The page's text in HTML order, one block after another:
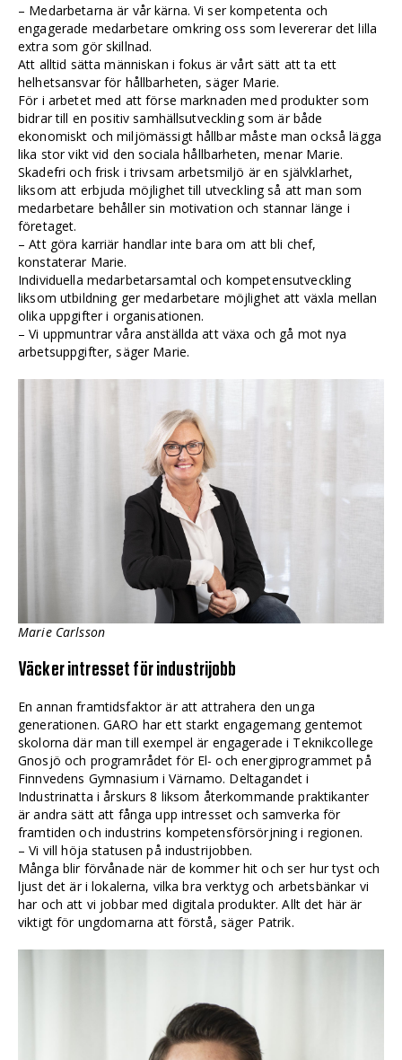
– Medarbetarna är vår kärna. Vi ser kompetenta och
engagerade medarbetare omkring oss som levererar det lilla
extra som gör skillnad.
Att alltid sätta människan i fokus är vårt sätt att ta ett
helhetsansvar för hållbarheten, säger Marie.
För i arbetet med att förse marknaden med produkter som
bidrar till en positiv samhällsutveckling som är både
ekonomiskt och miljömässigt hållbar måste man också lägga
lika stor vikt vid den sociala hållbarheten, menar Marie.
Skadefri och frisk i trivsam arbetsmiljö är en självklarhet,
liksom att erbjuda möjlighet till utveckling så att man som
medarbetare behåller sin motivation och stannar länge i
företaget.
– Att göra karriär handlar inte bara om att bli chef,
konstaterar Marie.
Individuella medarbetarsamtal och kompetensutveckling
liksom utbildning ger medarbetare möjlighet att växla mellan
olika uppgifter i organisationen.
– Vi uppmuntrar våra anställda att växa och gå mot nya
arbetsuppgifter, säger Marie.
Marie Carlsson
Väcker intresset för industrijobb
En annan framtidsfaktor är att attrahera den unga
generationen. GARO har ett starkt engagemang gentemot
skolorna där man till exempel är engagerade i Teknikcollege
Gnosjö och programrådet för El- och energiprogrammet på
Finnvedens Gymnasium i Värnamo. Deltagandet i
Industrinatta i årskurs 8 liksom återkommande praktikanter
är andra sätt att fånga upp intresset och samverka för
framtiden och industrins kompetensförsörjning i regionen.
– Vi vill höja statusen på industrijobben.
Många blir förvånade när de kommer hit och ser hur tyst och
ljust det är i lokalerna, vilka bra verktyg och arbetsbänkar vi
har och att vi jobbar med digitala produkter. Allt det här är
viktigt för ungdomarna att förstå, säger Patrik.